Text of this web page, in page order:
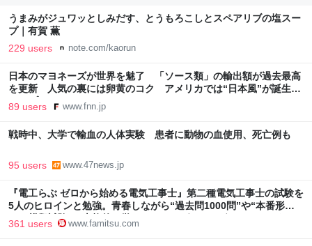
うまみがジュワッとしみだす、とうもろこしとスペアリブの塩スー
プ｜有賀 薫
229 users note.com/kaorun
日本のマヨネーズが世界を魅了 「ソース類」の輸出額が過去最高
を更新 人気の裏には卵黄のコク アメリカでは“日本風”が誕生｜
FNNプライムオンライン
89 users www.fnn.jp
戦時中、大学で輸血の人体実験 患者に動物の血使用、死亡例も
95 users www.47news.jp
『電工らぶ ゼロから始める電気工事士』第二種電気工事士の試験を
5人のヒロインと勉強。青春しながら“過去問1000問”や“本番形式
CBT模擬試験”で本格的に学べるノベルゲーム | ゲーム・エンタメ
361 users www.famitsu.com